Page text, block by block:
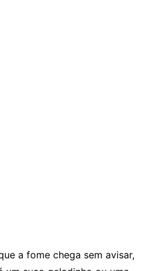
a fome chega sem avisar,